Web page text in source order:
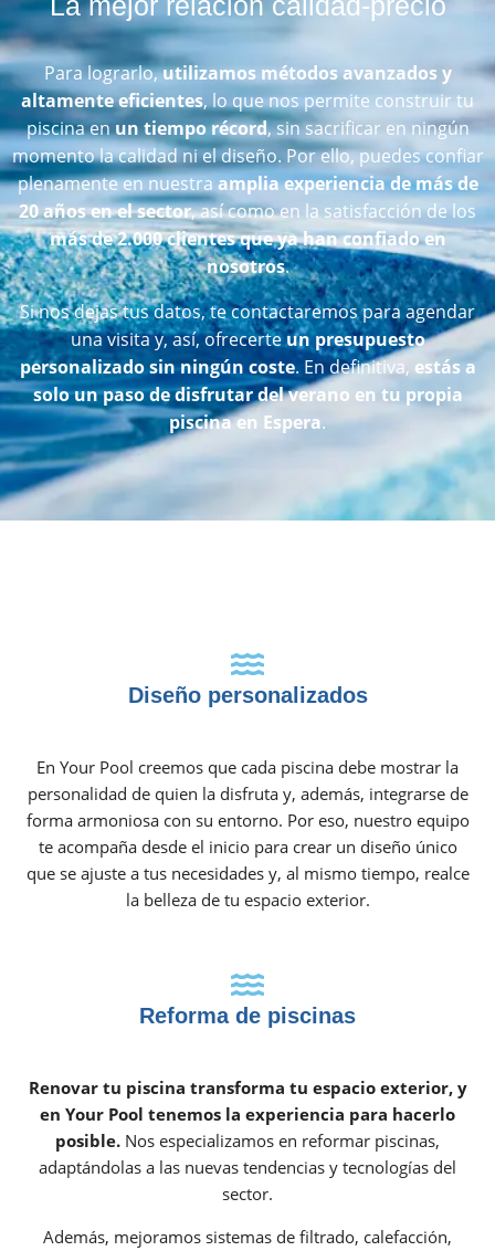
Para lograrlo,utilizamos métodos avanzados y
altamente eficientes, lo que nos permite construir tu
piscina en un tiempo récord, sin sacrificar en ningún
momento la calidad ni el diseño. Por ello, puedes confiar
plenamente en nuestraamplia experiencia de más de
20 años en el sector, así como en la satisfacción de los
más de 2.000 clientes que ya han confiado en
nosotros.
Si nos dejas tus datos, te contactaremos para agendar
una visita y, así, ofrecerteun presupuesto
personalizado sin ningún coste. En definitiva, estás a
solo un paso de disfrutar del verano en tu propia
piscina en Espera.
Diseño personalizados
En Your Pool creemos que cada piscina debe mostrar la
personalidad de quien la disfruta y, además, integrarse de
forma armoniosa con su entorno. Por eso, nuestro equipo
te acompaña desde el inicio para crear un diseño único
que se ajuste a tus necesidades y, al mismo tiempo, realce
la belleza de tu espacio exterior.
Reforma de piscinas
Renovar tu piscina transforma tu espacio exterior, y
en Your Pool tenemos la experiencia para hacerlo
posible. Nos especializamos en reformar piscinas,
adaptándolas a las nuevas tendencias y tecnologías del
sector.
Además, mejoramos sistemas de filtrado, calefacción,